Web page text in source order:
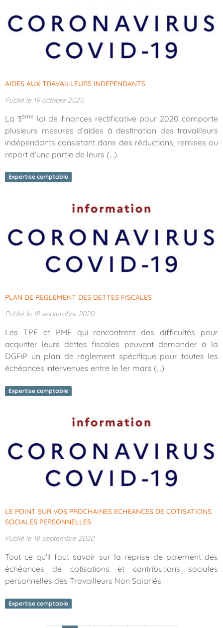
AIDES AUX TRAVAILLEURS INDEPENDANTS
Publié le 19 octobre 2020
La 3ème loi de finances rectificative pour 2020 comporte
plusieurs mesures d’aides à destination des travailleurs
indépendants consistant dans des réductions, remises ou
report d’une partie de leurs (...)
Expertise comptable
PLAN DE REGLEMENT DES DETTES FISCALES
Publié le 18 septembre 2020
Les TPE et PME qui rencontrent des difficultés pour
acquitter leurs dettes fiscales peuvent demander à la
DGFiP un plan de règlement spécifique pour toutes les
échéances intervenues entre le 1er mars (...)
Expertise comptable
LE POINT SUR VOS PROCHAINES ECHEANCES DE COTISATIONS
SOCIALES PERSONNELLES
Publié le 18 septembre 2020
Tout ce qu'il faut savoir sur la reprise de paiement des
échéances de cotisations et contributions sociales
personnelles des Travailleurs Non Salariés.
Expertise comptable